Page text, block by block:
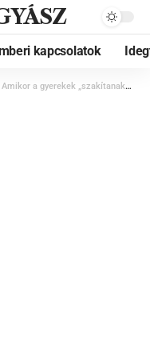
kapcsolatok
Amikor a gyerekek „szakítanak” a szüleikkel